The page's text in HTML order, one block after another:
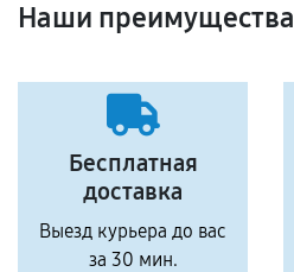
Наши преимущества
Бесплатная
доставка
Выезд курьера до вас
за 30 мин.